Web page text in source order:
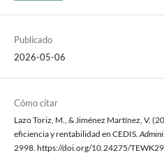
Publicado
2026-05-06
Cómo citar
Lazo Toriz, M., & Jiménez Martínez, V.
eficiencia y rentabilidad en CEDIS.
2998. https://doi.org/10.24275/